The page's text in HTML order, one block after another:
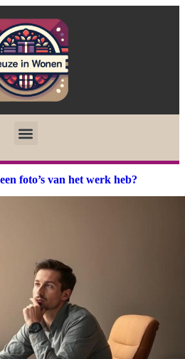
foto’s van het werk heb?